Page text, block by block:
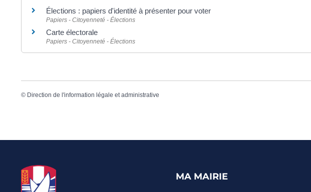
Élections : papiers d'identité à présenter pour voter
Papiers - Citoyenneté - Élections
Carte électorale
Papiers - Citoyenneté - Élections
© Direction de l'information légale et administrative
MA MAIRIE